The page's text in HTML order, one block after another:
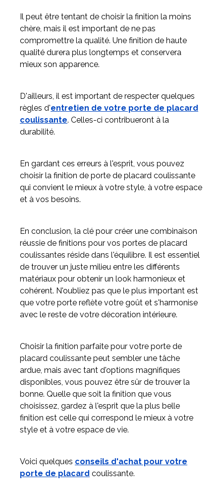
Il peut être tentant de choisir la finition la moins
chère, mais il est important de ne pas
compromettre la qualité. Une finition de haute
qualité durera plus longtemps et conservera
mieux son apparence.
D'ailleurs, il est important de respecter quelques
règles d'entretien de votre porte de placard
coulissante. Celles-ci contribueront à la
durabilité.
En gardant ces erreurs à l'esprit, vous pouvez
choisir la finition de porte de placard coulissante
qui convient le mieux à votre style, à votre espace
et à vos besoins.
En conclusion, la clé pour créer une combinaison
réussie de finitions pour vos portes de placard
coulissantes réside dans l'équilibre. Il est essentiel
de trouver un juste milieu entre les différents
matériaux pour obtenir un look harmonieux et
cohérent. N'oubliez pas que le plus important est
que votre porte reflète votre goût et s'harmonise
avec le reste de votre décoration intérieure.
Choisir la finition parfaite pour votre porte de
placard coulissante peut sembler une tâche
ardue, mais avec tant d'options magnifiques
disponibles, vous pouvez être sûr de trouver la
bonne. Quelle que soit la finition que vous
choisissez, gardez à l'esprit que la plus belle
finition est celle qui correspond le mieux à votre
style et à votre espace de vie.
Voici quelques conseils d'achat pour votre
porte de placard coulissante.